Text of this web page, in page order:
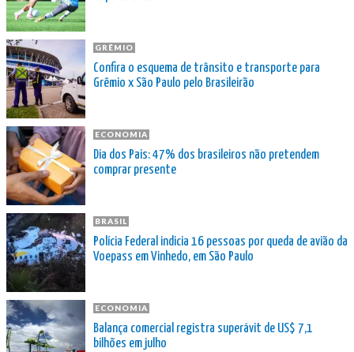
GRÊMIO
Confira o esquema de trânsito e transporte para
Grêmio x São Paulo pelo Brasileirão
ECONOMIA
Dia dos Pais: 47% dos brasileiros não pretendem
comprar presente
BRASIL
Polícia Federal indicia 16 pessoas por queda de avião da
Voepass em Vinhedo, em São Paulo
ECONOMIA
Balança comercial registra superávit de US$ 7,1
bilhões em julho